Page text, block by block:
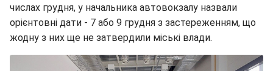
числах грудня, у начальника автовокзалу назвали
орієнтовні дати - 7 або 9 грудня з застереженням, що
жодну з них ще не затвердили міські влади.